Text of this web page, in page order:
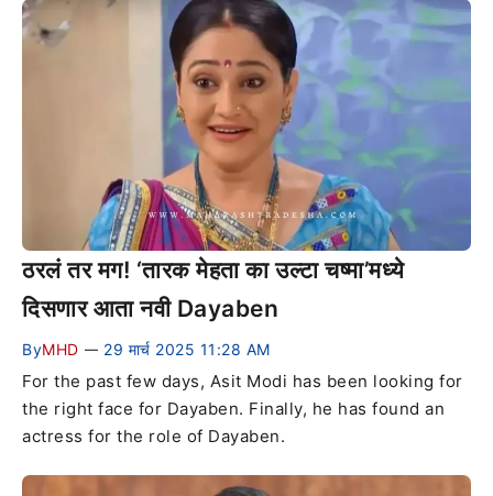
ठरलं तर मग! ‘तारक मेहता का उल्टा चष्मा’मध्ये
दिसणार आता नवी Dayaben
ByMHD — 29 मार्च 2025 11:28 AM
For the past few days, Asit Modi has been looking for
the right face for Dayaben. Finally, he has found an
actress for the role of Dayaben.